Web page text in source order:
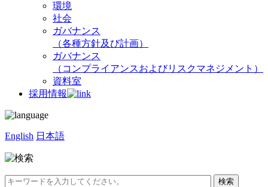
環境
社会
ガバナンス
（各種方針及び計画）
ガバナンス
（コンプライアンスおよびリスクマネジメント）
資料室
採用情報
English 日本語